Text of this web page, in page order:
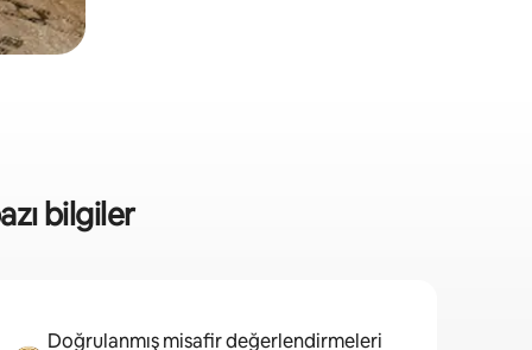
bilgiler
Doğrulanmış misafir değerlendirmeleri